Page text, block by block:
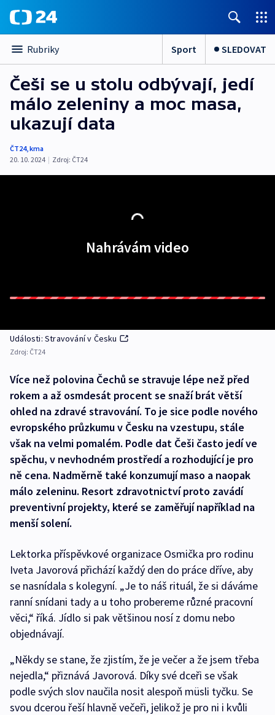
Rubriky Sport SLEDOVAT
Češi se u stolu odbývají, jedí
málo zeleniny a moc masa,
ukazují data
ČT24,kma
20. 10. 2024 | Zdroj: ČT24
Nahrávám video
Události: Stravování v Česku
Zdroj: ČT24
Více než polovina Čechů se stravuje lépe než před
rokem a až osmdesát procent se snaží brát větší
ohled na zdravé stravování. To je sice podle nového
evropského průzkumu v Česku na vzestupu, stále
však na velmi pomalém. Podle dat Češi často jedí ve
spěchu, v nevhodném prostředí a rozhodující je pro
ně cena. Nadměrně také konzumují maso a naopak
málo zeleninu. Resort zdravotnictví proto zavádí
preventivní projekty, které se zaměřují například na
menší solení.
Lektorka příspěvkové organizace Osmička pro rodinu
Iveta Javorová přichází každý den do práce dříve, aby
se nasnídala s kolegyní. „Je to náš rituál, že si dáváme
ranní snídani tady a u toho probereme různé pracovní
věci,“ říká. Jídlo si pak většinou nosí z domu nebo
objednávají.
„Někdy se stane, že zjistím, že je večer a že jsem třeba
nejedla,“ přiznává Javorová. Díky své dceři se však
podle svých slov naučila nosit alespoň müsli tyčku. Se
svou dcerou řeší hlavně večeři, jelikož je pro ni i kvůli